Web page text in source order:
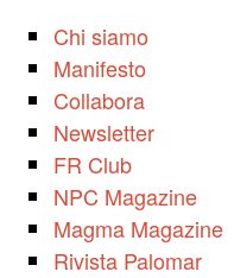
Chi siamo
Manifesto
Collabora
Newsletter
FR Club
NPC Magazine
Magma Magazine
Rivista Palomar